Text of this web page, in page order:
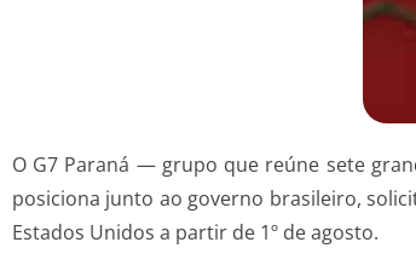
O G7 Paraná — grupo que reúne sete
posiciona junto ao governo brasileiro,
Estados Unidos a partir de 1º de agosto.